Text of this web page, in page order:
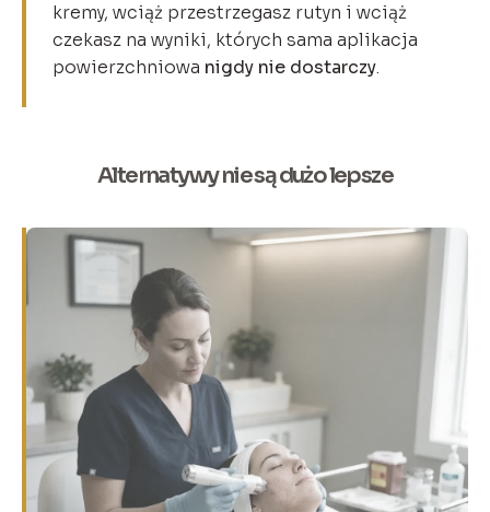
kremy, wciąż przestrzegasz rutyn i wciąż
czekasz na wyniki, których sama aplikacja
powierzchniowa nigdy nie dostarczy.
Alternatywy nie są dużo lepsze